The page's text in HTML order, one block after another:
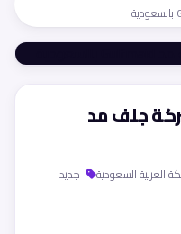
جلف مد
العربية السعودية جديد